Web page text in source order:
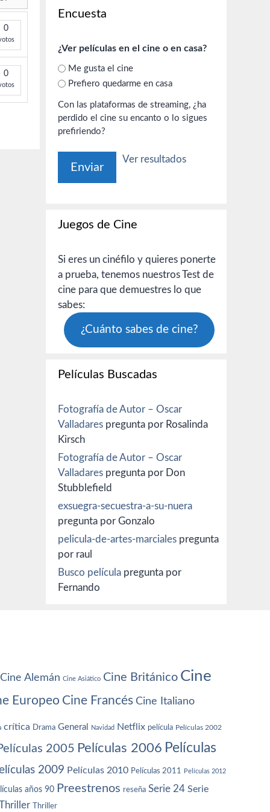
0
0
Encuesta
¿Ver películas en el cine o en casa?
Me gusta el cine
Prefiero quedarme en casa
Con las plataformas de streaming, ¿ha
perdido el cine su encanto o lo sigues
prefiriendo?
Ver resultados
Juegos de Cine
Si eres un cinéfilo y quieres ponerte
a prueba, tenemos nuestros Test de
cine para que demuestres lo que
sabes:
¿Cuánto sabes de cine?
Películas Buscadas
Fotografía de Autor – Oscar
Valladares pregunta por Rosalinda
Kirsch
Fotografía de Autor – Oscar
Valladares pregunta por Don
Stubblefield
exsuegra-secuestra-a-su-nuera
pregunta por Gonzalo
pelicula-de-artes-marciales pregunta
por raul
Busco película pregunta por
Fernando
Cine Alemán Cine Asiático Cine Británico Cine
Europeo Cine Francés Cine Italiano
crítica Drama General Navidad Netflix película Películas 2002
2005 Películas 2006 Películas
2009 Películas 2010 Películas 2011 Películas 2012
años 90 Preestrenos reseña Serie 24 Serie
Thriller